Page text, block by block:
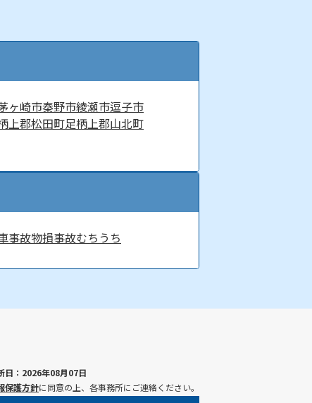
ヶ崎市秦野市綾瀬市逗子市
上郡松田町足柄上郡山北町
事故物損事故むちうち
日：2026年08月07日
保護方針に同意の上、各事務所にご連絡ください。